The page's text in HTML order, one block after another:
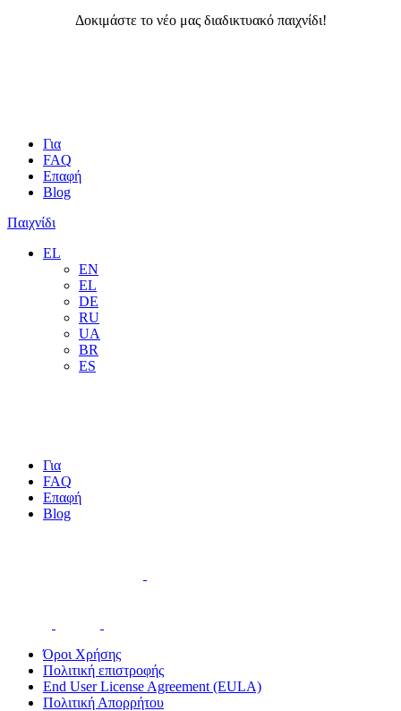
Δοκιμάστε το νέο μας διαδικτυακό παιχνίδι!
Για
FAQ
Επαφή
Blog
Παιχνίδι
EL
EN
EL
DE
RU
UA
BR
ES
Για
FAQ
Επαφή
Blog
Όροι Χρήσης
Πολιτική επιστροφής
End User License Agreement (EULA)
Πολιτική Απορρήτου